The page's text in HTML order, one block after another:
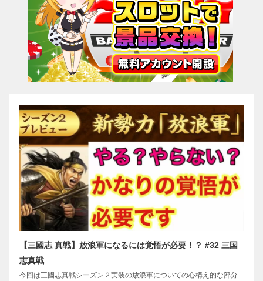
【三國志 真戦】放浪軍になるには覚悟が必要！？ #32 三国
志真戦
今回は三國志真戦シーズン２実装の放浪軍についての心構え的な部分